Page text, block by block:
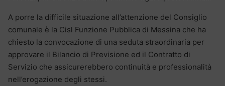
A porre la difficile situazione all’attenzione del Consiglio
comunale è la Cisl Funzione Pubblica di Messina che ha
chiesto la convocazione di una seduta straordinaria per
approvare il Bilancio di Previsione ed il Contratto di
Servizio che assicurerebbero continuità e professionalità
nell’erogazione degli stessi.